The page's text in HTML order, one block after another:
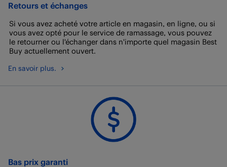
Retours et échanges
Si vous avez acheté votre article en magasin, en ligne, ou si
vous avez opté pour le service de ramassage, vous pouvez
le retourner ou l'échanger dans n'importe quel magasin Best
Buy actuellement ouvert.
En savoir plus.
Bas prix garanti